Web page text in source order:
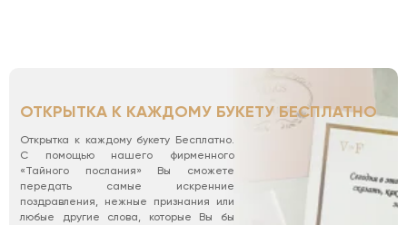
ОТКРЫТКА К КАЖДОМУ БУКЕТУ БЕСПЛАТНО
Открытка к каждому букету Бесплатно.
С помощью нашего фирменного
«Тайного послания» Вы сможете
передать самые искренние
поздравления, нежные признания или
любые другие слова, которые Вы бы